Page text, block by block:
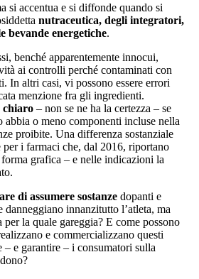
si accentua e si diffonde quando si
nutraceutica, degli integratori,
bevande energetiche.
benché apparentemente innocui,
ai controlli perché contaminati con
In altri casi, vi possono essere errori
menzione fra gli ingredienti.
chiaro – non se ne ha la certezza – se
abbia o meno componenti incluse nella
proibite. Una differenza sostanziale
per i farmaci che, dal 2016, riportano
grafica – e nelle indicazioni la
di assumere sostanze dopanti e
innanzitutto l’atleta, ma
per la quale gareggia? E come possono
e commercializzano questi
e garantire – i consumatori sulla